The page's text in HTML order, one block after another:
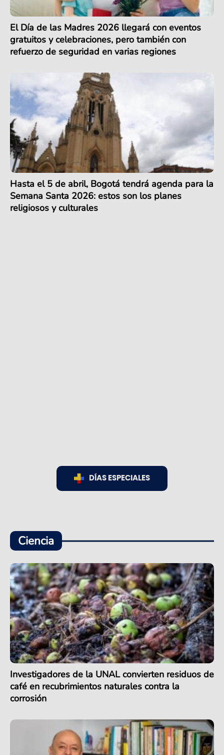
El Día de las Madres 2026 llegará con eventos
gratuitos y celebraciones, pero también con
refuerzo de seguridad en varias regiones
Hasta el 5 de abril, Bogotá tendrá agenda para la
Semana Santa 2026: estos son los planes
religiosos y culturales
DÍAS ESPECIALES
Ciencia
Investigadores de la UNAL convierten residuos de
café en recubrimientos naturales contra la
corrosión